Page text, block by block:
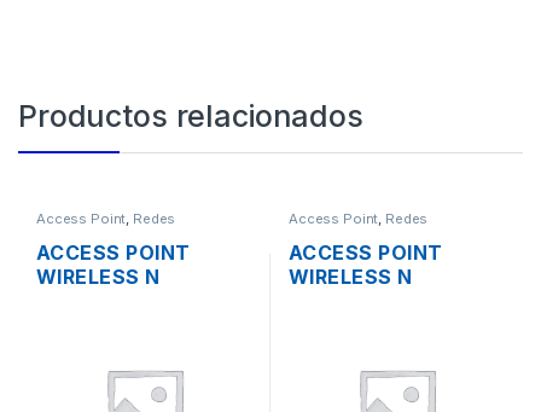
Productos relacionados
Access Point, Redes
ACCESS POINT
WIRELESS N
DUAL BAND GIGABIT
SOPORTA POE
Access Point, Redes
ACCESS POINT
WIRELESS N